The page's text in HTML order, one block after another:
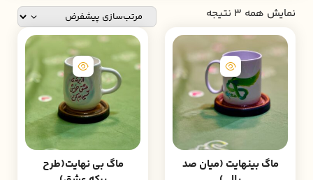
نمایش همه 3 نتیجه
ماگ بینهایت (میان صد
ماگ بی نهایت(طرح